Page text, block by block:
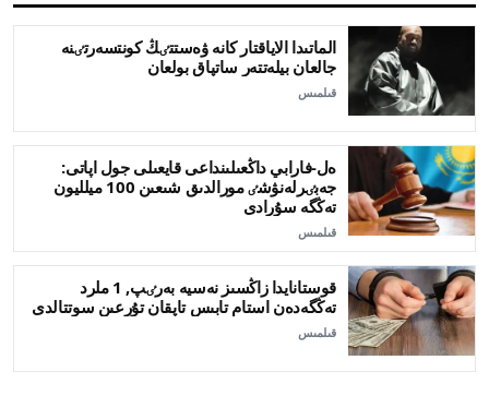
الماتىدا الاياقتار كانە ۋەستتٸڭ كونتسەرتٸنە
جالعان بيلەتتەر ساتپاق بولعان
قىلمىس
ەل-فارابي داڭعىلىنداعى قايعىلى جول اپاتى:
جەبٸرلەنۋشٸ مورالدىق شىعىن 100 ميلليون
تەڭگە سۇرادى
قىلمىس
قوستانايدا زاڭسىز نەسيە بەرٸپ, 1 ملرد
تەڭگەدەن استام تابىس تاپقان تۇرعىن سوتتالدى
قىلمىس